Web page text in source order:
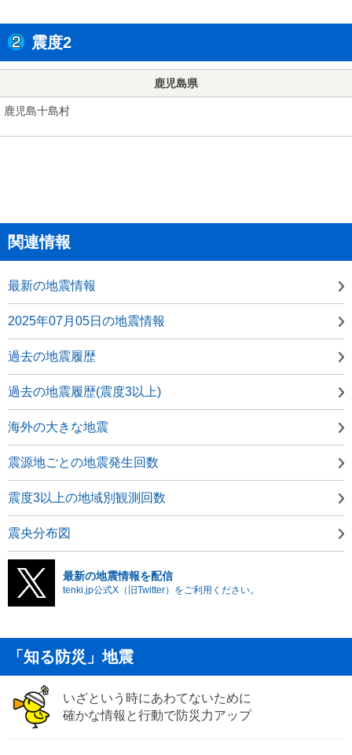
震度2
鹿児島県
鹿児島十島村
関連情報
最新の地震情報
2025年07月05日の地震情報
過去の地震履歴
過去の地震履歴(震度3以上)
海外の大きな地震
震源地ごとの地震発生回数
震度3以上の地域別観測回数
震央分布図
最新の地震情報を配信
tenki.jp公式X（旧Twitter）をご利用ください。
「知る防災」地震
いざという時にあわてないために
確かな情報と行動で防災力アップ